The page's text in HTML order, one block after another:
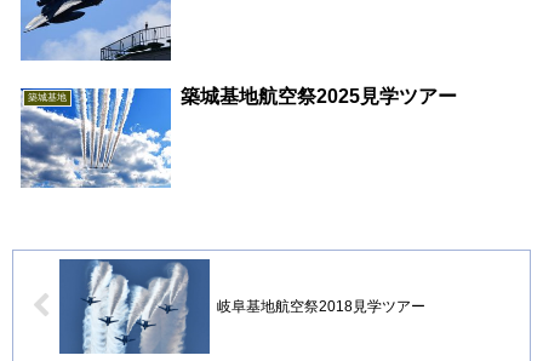
築城基地 築城基地航空祭2025見学ツアー
岐阜基地航空祭2018見学ツアー